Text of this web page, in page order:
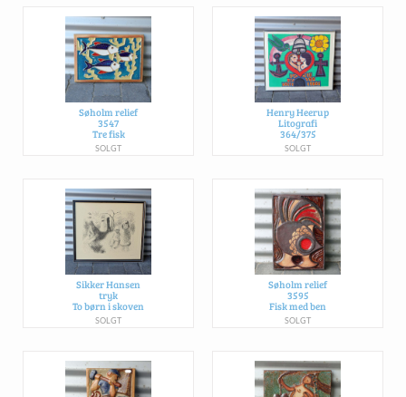
Søholm relief
3547
Tre fisk
SOLGT
Henry Heerup
Litografi
364/375
SOLGT
Sikker Hansen
tryk
To børn i skoven
SOLGT
Søholm relief
3595
Fisk med ben
SOLGT